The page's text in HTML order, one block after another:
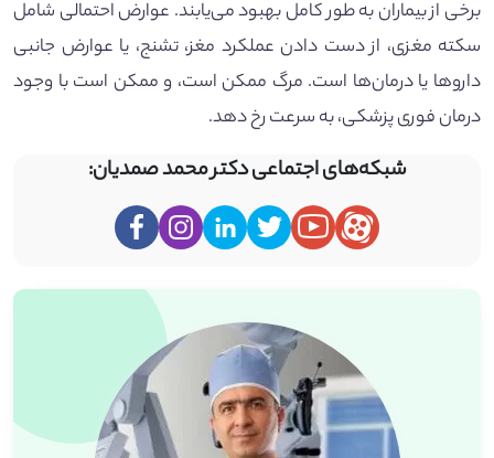
برخی از بیماران به طور کامل بهبود می‌یابند. عوارض احتمالی شامل
سکته مغزی، از دست دادن عملکرد مغز، تشنج، یا عوارض جانبی
دارو‌ها یا درمان‌ها است. مرگ ممکن است، و ممکن است با وجود
درمان فوری پزشکی، به سرعت رخ دهد.
شبکه‌های اجتماعی دکتر محمد صمدیان: